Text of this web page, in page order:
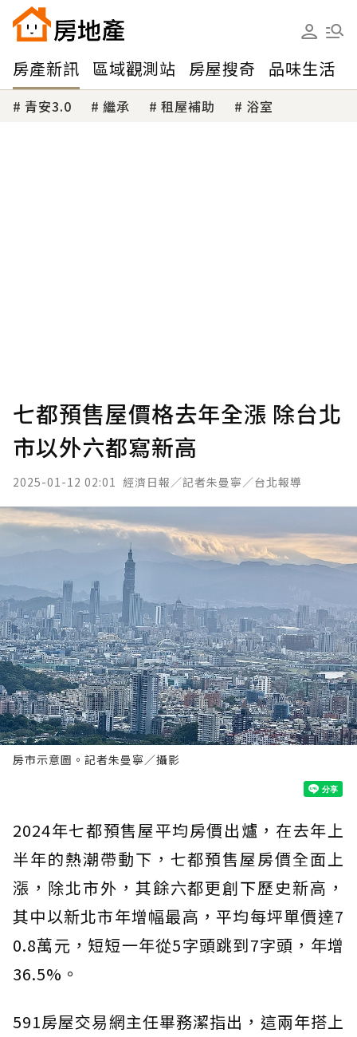
房產新訊 區域觀測站 房屋搜奇 品味生活
青安3.0 繼承 租屋補助 浴室
七都預售屋價格去年全漲 除台北
市以外六都寫新高
2025-01-12 02:01 經濟日報／記者朱曼寧／台北報導
房市示意圖。記者朱曼寧／攝影
2024年七都預售屋平均房價出爐，在去年上
半年的熱潮帶動下，七都預售屋房價全面上
漲，除北市外，其餘六都更創下歷史新高，
其中以新北市年增幅最高，平均每坪單價達7
0.8萬元，短短一年從5字頭跳到7字頭，年增
36.5%。
591房屋交易網主任畢務潔指出，這兩年搭上